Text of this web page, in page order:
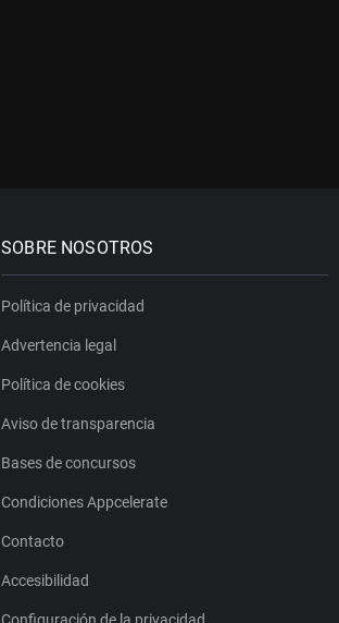
SOBRE NOSOTROS
Política de privacidad
Advertencia legal
Política de cookies
Aviso de transparencia
Bases de concursos
Condiciones Appcelerate
Contacto
Accesibilidad